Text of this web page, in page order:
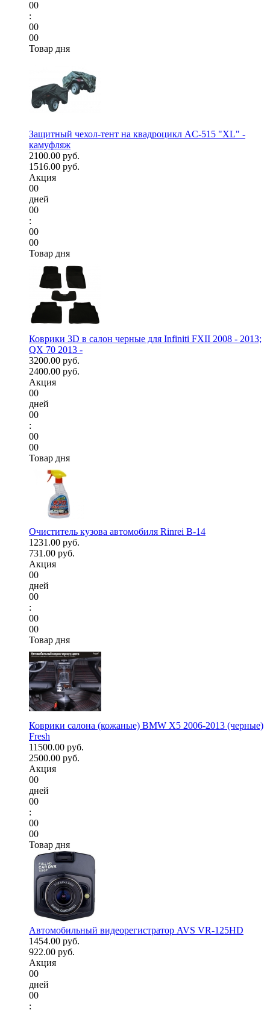
00
:
00
00
Товар дня
Защитный чехол-тент на квадроцикл AC-515 "XL" -
камуфляж
2100.00 руб.
1516.00 руб.
Акция
00
дней
00
:
00
00
Товар дня
Коврики 3D в салон черные для Infiniti FXII 2008 - 2013;
QX 70 2013 -
3200.00 руб.
2400.00 руб.
Акция
00
дней
00
:
00
00
Товар дня
Очиститель кузова автомобиля Rinrei B-14
1231.00 руб.
731.00 руб.
Акция
00
дней
00
:
00
00
Товар дня
Коврики салона (кожаные) BMW X5 2006-2013 (черные)
Fresh
11500.00 руб.
2500.00 руб.
Акция
00
дней
00
:
00
00
Товар дня
Автомобильный видеорегистратор AVS VR-125HD
1454.00 руб.
922.00 руб.
Акция
00
дней
00
: